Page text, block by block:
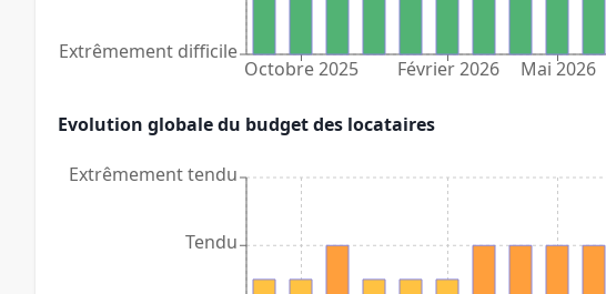
Octobre 2025 Février 2026 Mai 2026
Extrêmement difficile
Evolution globale du budget des locataires
Tendu
Extrêmement tendu